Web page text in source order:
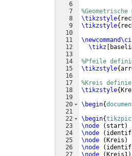
6
7
8
9
10
11
12
13
14
15
16
17
18
19
20
21
22
23
24
25
26
\tikzstyle{
\tikzstyle{
\tikz
%Pfeile
\tikzstyle{
%Kreis
\tikzstyle{
\begin{
\begin{
\node
( start )
\node
(
\node
( Kreis )
\node
(